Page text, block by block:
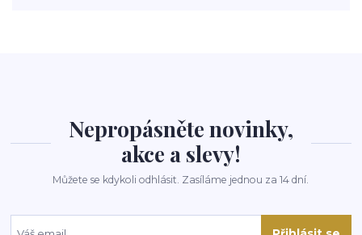
Nepropásněte novinky,
akce a slevy!
Můžete se kdykoli odhlásit. Zasíláme jednou za 14 dní.